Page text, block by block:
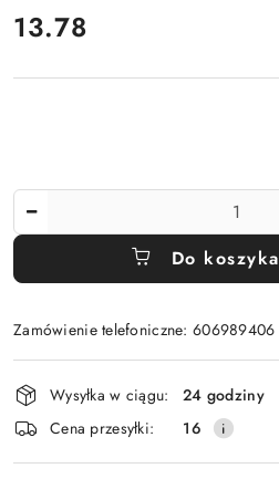
cena:
13.78
Do koszyka
Zamówienie telefoniczne: 606989406
Wyślij
Dostępność
i
dostawa
Wysyłka w ciągu:
24 godziny
Cena przesyłki:
16